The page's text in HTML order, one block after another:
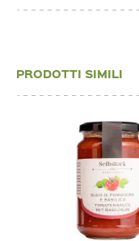
PRODOTTI SIMILI